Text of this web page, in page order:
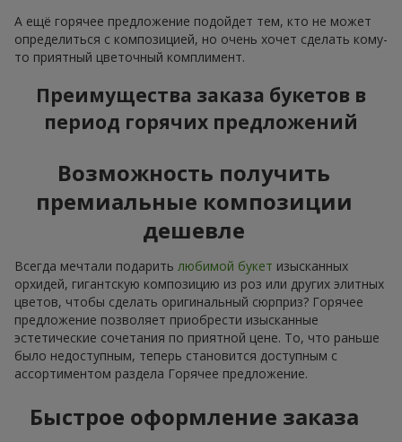
А ещё горячее предложение подойдет тем, кто не может
определиться с композицией, но очень хочет сделать кому-
то приятный цветочный комплимент.
Преимущества заказа букетов в
период горячих предложений
Возможность получить
премиальные композиции
дешевле
Всегда мечтали подарить любимой букет изысканных
орхидей, гигантскую композицию из роз или других элитных
цветов, чтобы сделать оригинальный сюрприз? Горячее
предложение позволяет приобрести изысканные
эстетические сочетания по приятной цене. То, что раньше
было недоступным, теперь становится доступным с
ассортиментом раздела Горячее предложение.
Быстрое оформление заказа